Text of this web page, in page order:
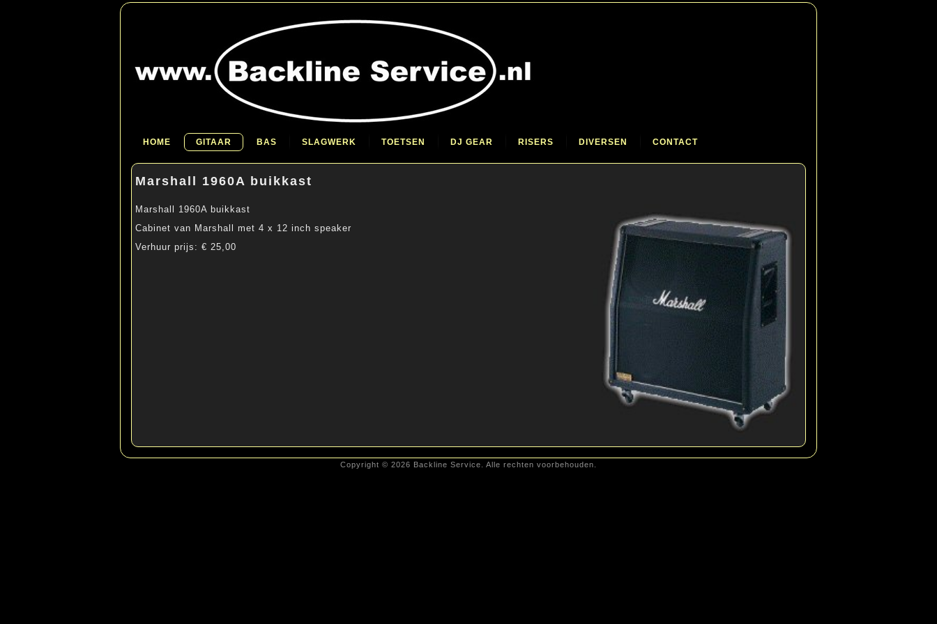
HOME GITAAR BAS SLAGWERK TOETSEN DJ GEAR RISERS DIVERSEN CONTACT
Marshall 1960A buikkast
Marshall 1960A buikkast
Cabinet van Marshall met 4 x 12 inch speaker
Verhuur prijs: € 25,00
Copyright © 2026 Backline Service. Alle rechten voorbehouden.